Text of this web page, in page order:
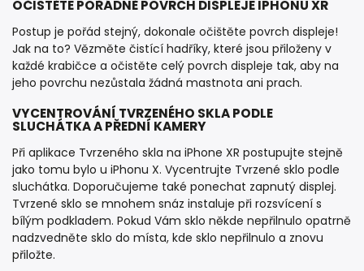
OČISTĚTE POŘÁDNĚ POVRCH DISPLEJE IPHONU XR
Postup je pořád stejný, dokonale očištěte povrch displeje!
Jak na to? Vězměte čistící hadříky, které jsou přiloženy v
každé krabičce a očistěte celý povrch displeje tak, aby na
jeho povrchu nezůstala žádná mastnota ani prach.
VYCENTROVÁNÍ TVRZENÉHO SKLA PODLE
SLUCHÁTKA A PŘEDNÍ KAMERY
Při aplikace Tvrzeného skla na iPhone XR postupujte stejně
jako tomu bylo u iPhonu X. Vycentrujte Tvrzené sklo podle
sluchátka. Doporučujeme také ponechat zapnutý displej.
Tvrzené sklo se mnohem snáz instaluje při rozsvícení s
bílým podkladem. Pokud Vám sklo někde nepřilnulo opatrně
nadzvedněte sklo do místa, kde sklo nepřilnulo a znovu
přiložte.